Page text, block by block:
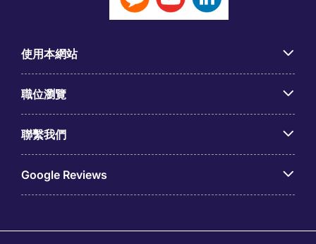
使用本網站
職位瀏覽
聯繫我們
Google Reviews